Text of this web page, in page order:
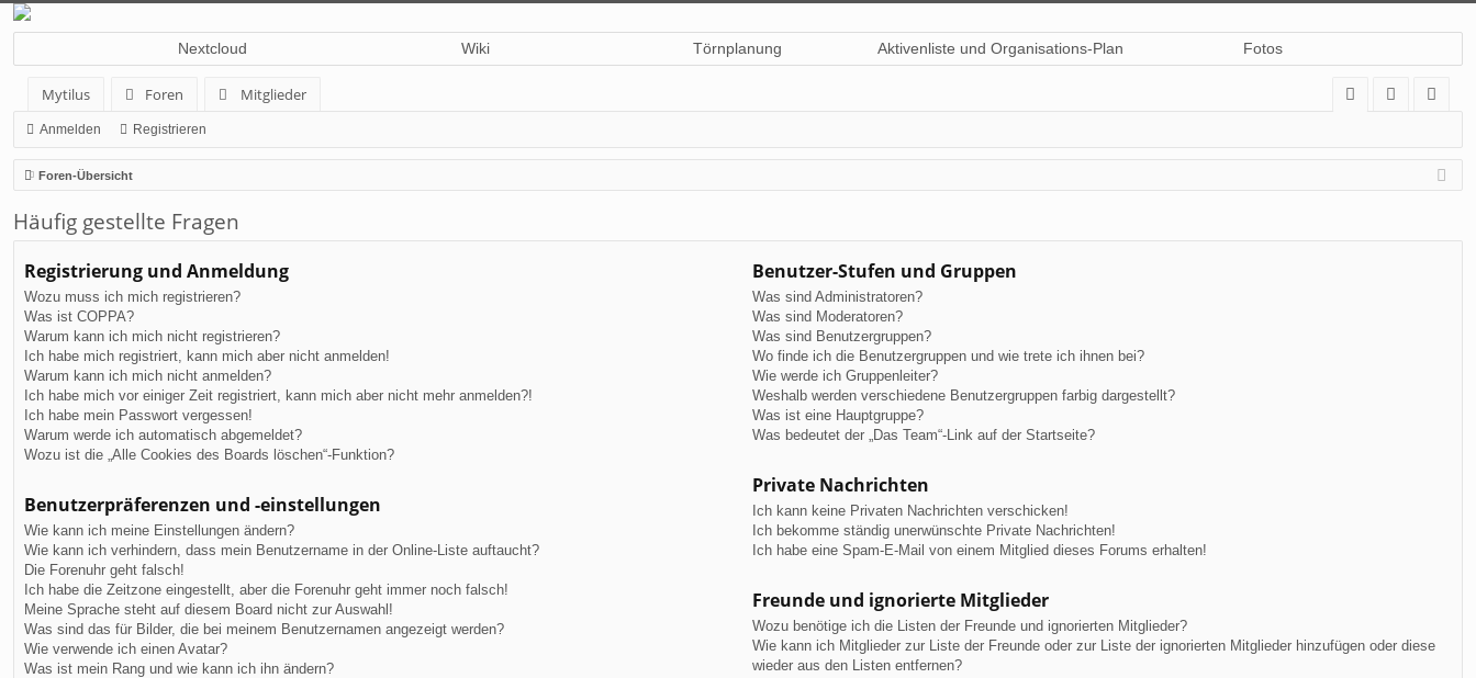
Nextcloud Wiki Törnplanung Aktivenliste und Organisations-Plan Fotos
Mytilus Foren
Mitglieder
Q
m
el
ist
rie
Anmelden Registrieren
Foren-Übersicht
Häufig gestellte Fragen
Registrierung und Anmeldung
Wozu muss ich mich registrieren?
Was ist COPPA?
Warum kann ich mich nicht registrieren?
Ich habe mich registriert, kann mich aber nicht anmelden!
Warum kann ich mich nicht anmelden?
Ich habe mich vor einiger Zeit registriert, kann mich aber nicht mehr anmelden?!
Ich habe mein Passwort vergessen!
Warum werde ich automatisch abgemeldet?
Wozu ist die „Alle Cookies des Boards löschen“-Funktion?
Benutzerpräferenzen und -einstellungen
Wie kann ich meine Einstellungen ändern?
Wie kann ich verhindern, dass mein Benutzername in der Online-Liste auftaucht?
Die Forenuhr geht falsch!
Ich habe die Zeitzone eingestellt, aber die Forenuhr geht immer noch falsch!
Meine Sprache steht auf diesem Board nicht zur Auswahl!
Was sind das für Bilder, die bei meinem Benutzernamen angezeigt werden?
Wie verwende ich einen Avatar?
Was ist mein Rang und wie kann ich ihn ändern?
Benutzer-Stufen und Gruppen
Was sind Administratoren?
Was sind Moderatoren?
Was sind Benutzergruppen?
Wo finde ich die Benutzergruppen und wie trete ich ihnen bei?
Wie werde ich Gruppenleiter?
Weshalb werden verschiedene Benutzergruppen farbig dargestellt?
Was ist eine Hauptgruppe?
Was bedeutet der „Das Team“-Link auf der Startseite?
Private Nachrichten
Ich kann keine Privaten Nachrichten verschicken!
Ich bekomme ständig unerwünschte Private Nachrichten!
Ich habe eine Spam-E-Mail von einem Mitglied dieses Forums erhalten!
Freunde und ignorierte Mitglieder
Wozu benötige ich die Listen der Freunde und ignorierten Mitglieder?
Wie kann ich Mitglieder zur Liste der Freunde oder zur Liste der ignorierten Mitglieder hinzufügen oder diese
wieder aus den Listen entfernen?